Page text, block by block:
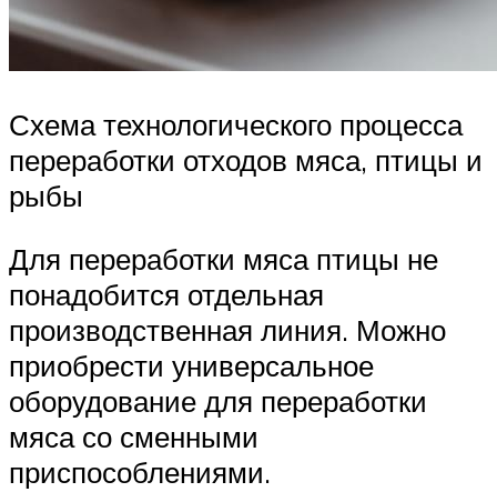
Схема технологического процесса
переработки отходов мяса, птицы и
рыбы
Для переработки мяса птицы не
понадобится отдельная
производственная линия. Можно
приобрести универсальное
оборудование для переработки
мяса со сменными
приспособлениями.